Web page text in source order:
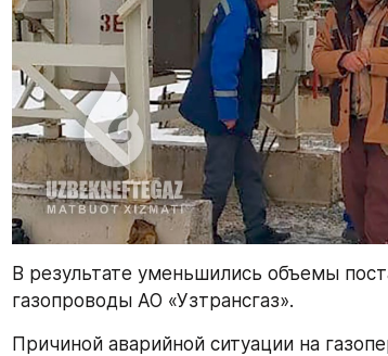
В результате уменьшились объемы
газопроводы АО «Узтрансгаз».
Причиной аварийной ситуации на